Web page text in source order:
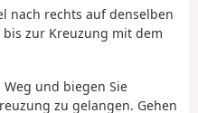
nach rechts auf denselben
bis zur Kreuzung mit dem
und biegen Sie
zu gelangen. Gehen